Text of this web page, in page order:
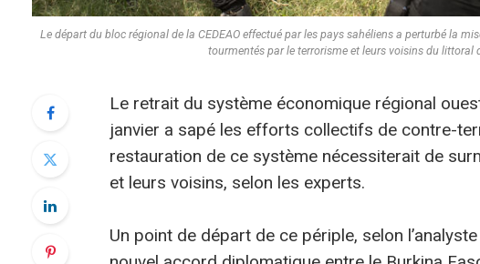
Le départ du bloc régional de la CEDEAO effectué par les pays sahéliens a perturbé la
tourmentés par le terrorisme et leurs voisins du littoral
Le retrait du système économique régional
janvier a sapé les efforts collectifs de contre-
restauration de ce système nécessiterait de
et leurs voisins, selon les experts.
Un point de départ de ce périple, selon